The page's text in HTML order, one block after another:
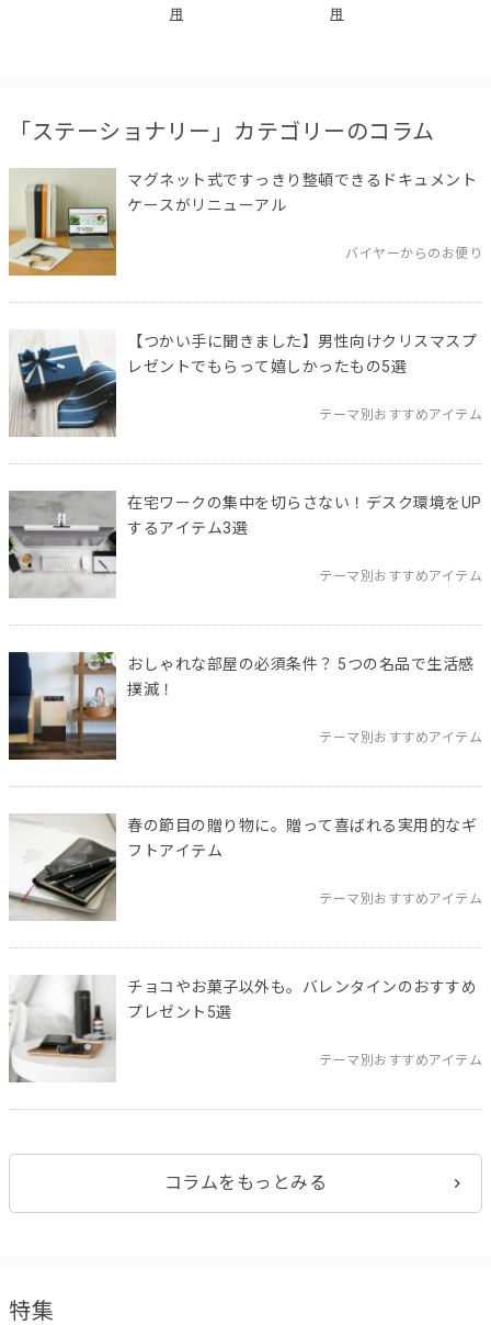
用 用
「ステーショナリー」カテゴリーのコラム
マグネット式ですっきり整頓できるドキュメント
ケースがリニューアル
バイヤーからのお便り
【つかい手に聞きました】男性向けクリスマスプ
レゼントでもらって嬉しかったもの5選
テーマ別おすすめアイテム
在宅ワークの集中を切らさない！デスク環境をUP
するアイテム3選
テーマ別おすすめアイテム
おしゃれな部屋の必須条件？ 5つの名品で生活感
撲滅！
テーマ別おすすめアイテム
春の節目の贈り物に。贈って喜ばれる実用的なギ
フトアイテム
テーマ別おすすめアイテム
チョコやお菓子以外も。バレンタインのおすすめ
プレゼント5選
テーマ別おすすめアイテム
コラムをもっとみる
特集